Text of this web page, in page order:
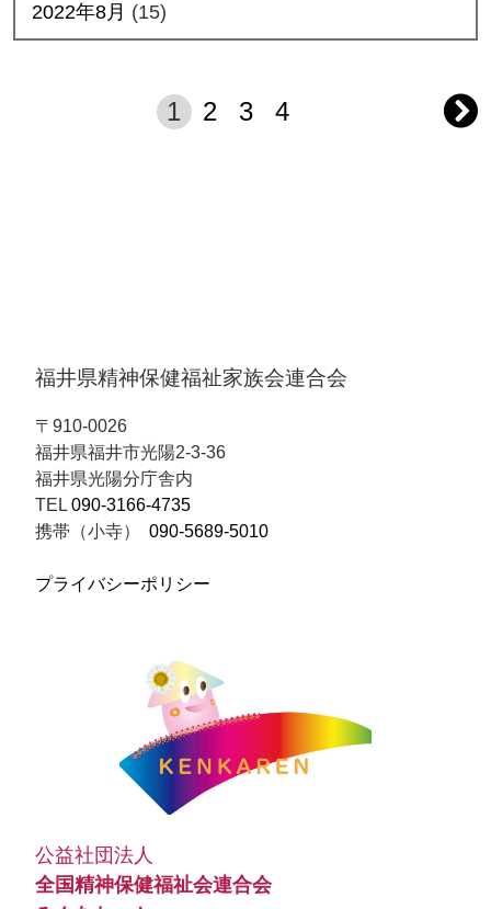
2022年8月 (15)
ー
ジ
送
り
1 2 3 4
福井県精神保健福祉家族会連合会
〒910-0026
福井県福井市光陽2-3-36
福井県光陽分庁舎内
TEL 090-3166-4735
携帯（小寺） 090-5689-5010
プライバシーポリシー
公益社団法人
全国精神保健福祉会連合会